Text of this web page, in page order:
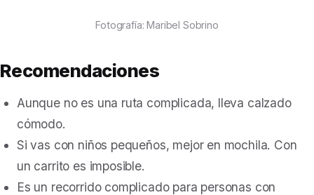
Fotografía: Maribel Sobrino
Recomendaciones
Aunque no es una ruta complicada, lleva calzado
cómodo.
Si vas con niños pequeños, mejor en mochila. Con
un carrito es imposible.
Es un recorrido complicado para personas con